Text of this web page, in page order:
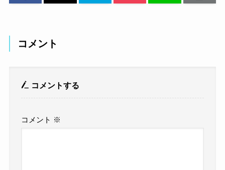
コメント
コメントする
コメント ※